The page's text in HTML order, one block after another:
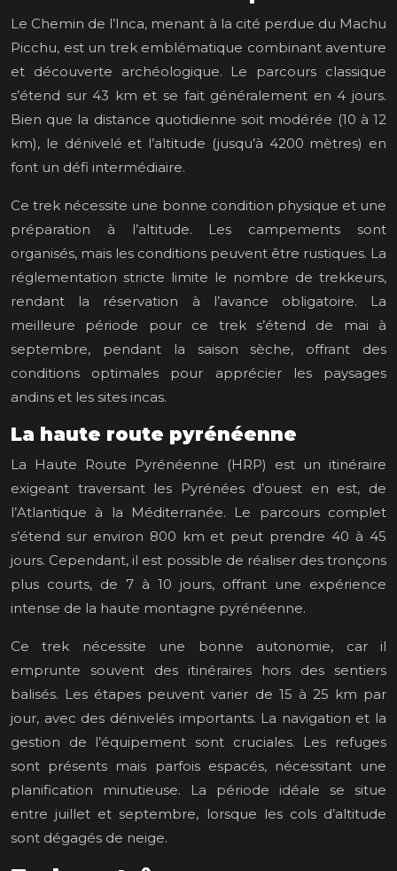
Le Chemin de l’Inca, menant à la cité perdue du Machu
Picchu, est un trek emblématique combinant aventure
et découverte archéologique. Le parcours classique
s’étend sur 43 km et se fait généralement en 4 jours.
Bien que la distance quotidienne soit modérée (10 à 12
km), le dénivelé et l’altitude (jusqu’à 4200 mètres) en
font un défi intermédiaire.
Ce trek nécessite une bonne condition physique et une
préparation à l’altitude. Les campements sont
organisés, mais les conditions peuvent être rustiques. La
réglementation stricte limite le nombre de trekkeurs,
rendant la réservation à l’avance obligatoire. La
meilleure période pour ce trek s’étend de mai à
septembre, pendant la saison sèche, offrant des
conditions optimales pour apprécier les paysages
andins et les sites incas.
La haute route pyrénéenne
La Haute Route Pyrénéenne (HRP) est un itinéraire
exigeant traversant les Pyrénées d’ouest en est, de
l’Atlantique à la Méditerranée. Le parcours complet
s’étend sur environ 800 km et peut prendre 40 à 45
jours. Cependant, il est possible de réaliser des tronçons
plus courts, de 7 à 10 jours, offrant une expérience
intense de la haute montagne pyrénéenne.
Ce trek nécessite une bonne autonomie, car il
emprunte souvent des itinéraires hors des sentiers
balisés. Les étapes peuvent varier de 15 à 25 km par
jour, avec des dénivelés importants. La navigation et la
gestion de l’équipement sont cruciales. Les refuges
sont présents mais parfois espacés, nécessitant une
planification minutieuse. La période idéale se situe
entre juillet et septembre, lorsque les cols d’altitude
sont dégagés de neige.